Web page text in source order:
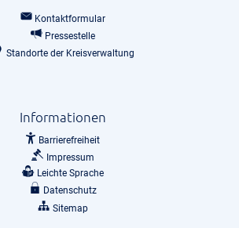
Kontaktformular
Pressestelle
Standorte der Kreisverwaltung
Informationen
Barrierefreiheit
Impressum
Leichte Sprache
Datenschutz
Sitemap